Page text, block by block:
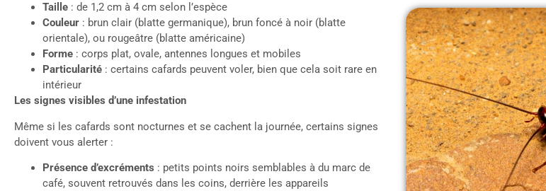
Taille : de 1,2 cm à 4 cm selon l’espèce
Couleur : brun clair (blatte germanique), brun foncé à noir (blatte
orientale), ou rougeâtre (blatte américaine)
Forme : corps plat, ovale, antennes longues et mobiles
Particularité : certains cafards peuvent voler, bien que cela soit rare en
intérieur
Les signes visibles d’une infestation
Même si les cafards sont nocturnes et se cachent la journée, certains signes
doivent vous alerter :
Présence d’excréments : petits points noirs semblables à du marc de
café, souvent retrouvés dans les coins, derrière les appareils